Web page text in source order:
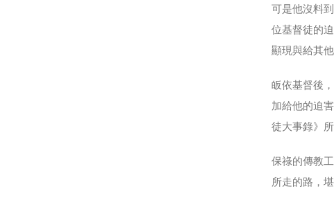
可是他沒料
位基督徒的
顯現與給其
皈依基督後
加給他的迫
徒大事錄》
保祿的傳教
所走的路，